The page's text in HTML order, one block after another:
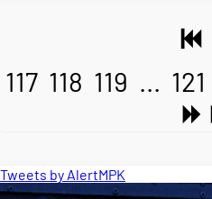
117 118 119 ... 121
Tweets by AlertMPK